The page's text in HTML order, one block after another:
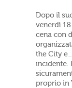
Dopo il
venerdì
cena con
the City
incidente.
proprio in